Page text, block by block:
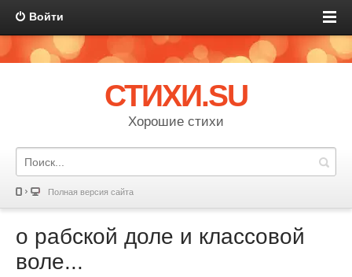
Войти
СТИХИ.SU
Хорошие стихи
Полная версия сайта
о рабской доле и классовой
воле...